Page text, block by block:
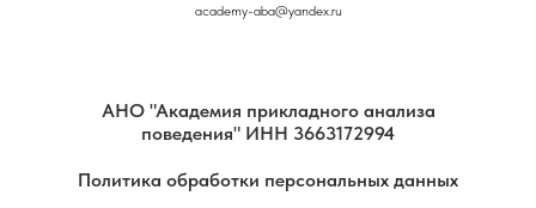
academy-aba@yandex.ru
АНО "Академия прикладного анализа
поведения" ИНН 3663172994
Политика обработки персональных данных